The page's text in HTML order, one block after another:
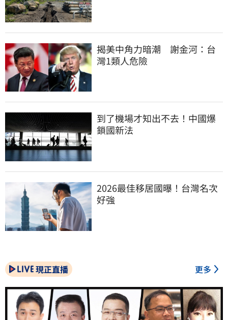
揭美中角力暗潮　謝金河：台
灣1類人危險
到了機場才知出不去！中國爆
鎖國新法
2026最佳移居國曝！台灣名次
好強
現正直播 更多